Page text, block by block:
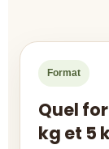
Format
Quel
kg et 5